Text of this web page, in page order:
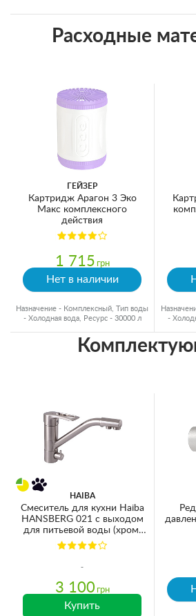
Расходные
ГЕЙЗЕР
Картридж Арагон 3 Эко
Макс комплексного
действия
1 715 грн
Нет в наличии
Назначение - Комплексный, Тип воды
- Холодная вода, Ресурс - 30000 л
-
HAIBA
Смеситель для кухни Haiba
HANSBERG 021 с выходом
для питьевой воды (хром)
(HB3914)
3 100 грн
Купить